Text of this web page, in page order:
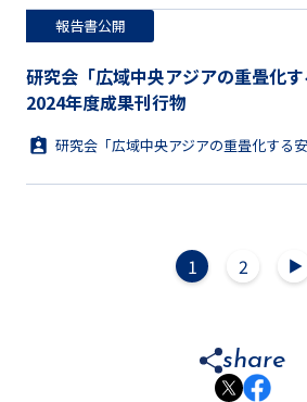
報告書公開
研究会「広域中央アジアの重畳化す
2024年度成果刊行物
研究会「広域中央アジアの重畳化する安
1 2 ▲
share